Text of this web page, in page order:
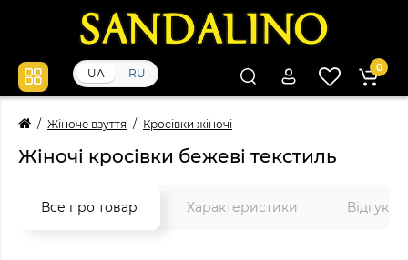
UA RU 0
Жіноче взуття Кросівки жіночі
Жіночі кросівки бежеві текстиль
Все про товар Характеристики Відгуки